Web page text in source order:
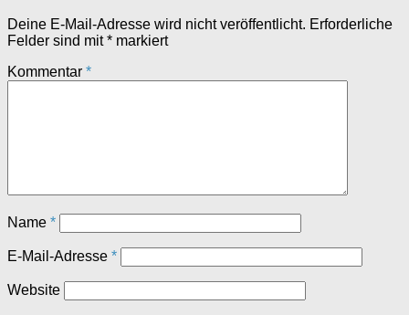
Deine E-Mail-Adresse wird nicht veröffentlicht. Erforderliche
Felder sind mit* markiert
Kommentar *
Name *
E-Mail-Adresse *
Website